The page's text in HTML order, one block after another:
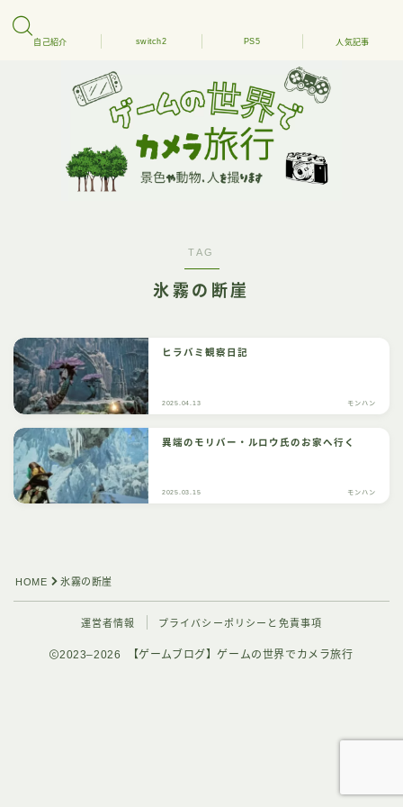
自己紹介 switch2 PS5 人気記事
TAG
氷霧の断崖
ヒラバミ観察日記
2025.04.13 モンハン
異端のモリバー・ルロウ氏のお家へ行く
2025.03.15 モンハン
HOME 氷霧の断崖
運営者情報 プライバシーポリシーと免責事項
2023–2026 【ゲームブログ】ゲームの世界でカメラ旅行